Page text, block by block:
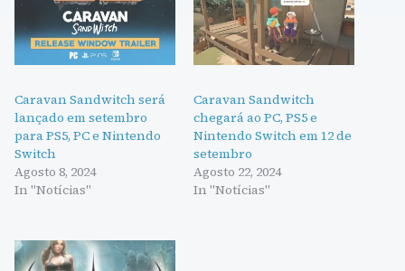
Caravan Sandwitch será
lançado em setembro
para PS5, PC e Nintendo
Switch
Agosto 8, 2024
In "Notícias"
Caravan Sandwitch
chegará ao PC, PS5 e
Nintendo Switch em 12 de
setembro
Agosto 22, 2024
In "Notícias"